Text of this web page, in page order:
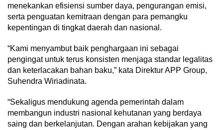
menekankan efisiensi sumber daya, pengurangan emisi,
serta penguatan kemitraan dengan para pemangku
kepentingan di tingkat daerah dan nasional.
“Kami menyambut baik penghargaan ini sebagai
pengingat untuk terus konsisten menjaga standar legalitas
dan keterlacakan bahan baku,” kata Direktur APP Group,
Suhendra Wiriadinata.
“Sekaligus mendukung agenda pemerintah dalam
membangun industri nasional kehutanan yang berdaya
saing dan berkelanjutan. Dengan arahan kebijakan yang